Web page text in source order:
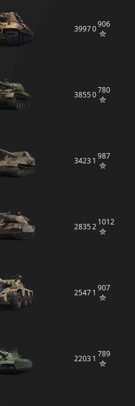
39970906
38550780
34231 987
283521012
25471 907
22031 789